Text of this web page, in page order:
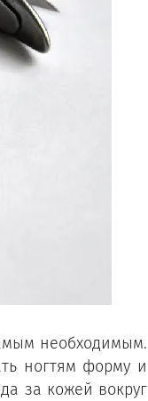
необходимым.
ногтям форму и
за кожей вокруг